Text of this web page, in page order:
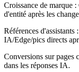
Croissance de marque
d'entité après les
Références d'assistants
IA/Edge/pics directs
Conversions sur pages
dans les réponses IA.